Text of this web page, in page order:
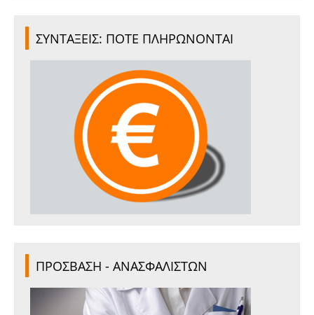
ΣΥΝΤΑΞΕΙΣ: ΠΟΤΕ ΠΛΗΡΩΝΟΝΤΑΙ
ΠΡΟΣΒΑΣΗ - ΑΝΑΣΦΑΛΙΣΤΩΝ